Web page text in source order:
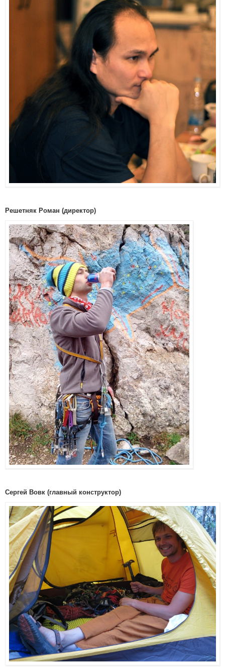
Решетняк Роман (директор)
Сергей Вовк (главный конструктор)